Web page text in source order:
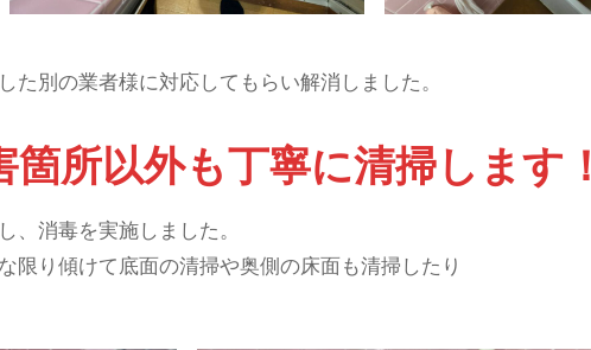
別の業者様に対応してもらい解消しました。
所以外も丁寧に清掃します！
、消毒を実施しました。
限り傾けて底面の清掃や奥側の床面も清掃したり